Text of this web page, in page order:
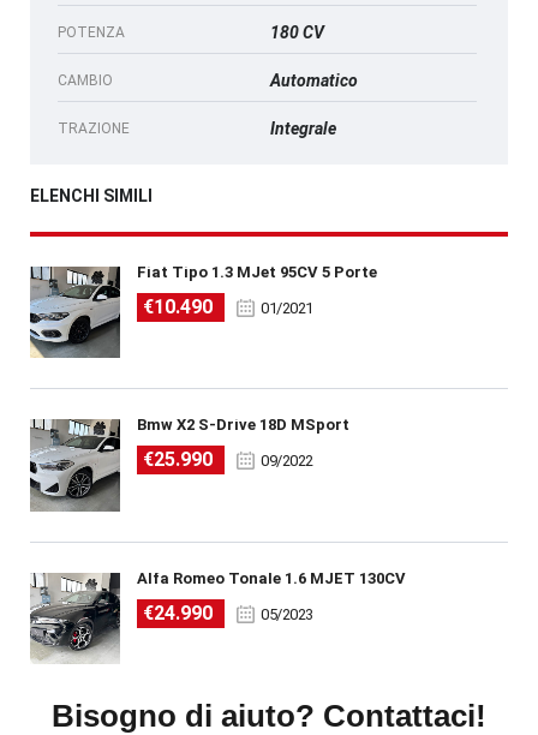
POTENZA 180 CV
CAMBIO Automatico
TRAZIONE Integrale
ELENCHI SIMILI
Fiat Tipo 1.3 MJet 95CV 5 Porte
€10.490 01/2021
Bmw X2 S-Drive 18D MSport
€25.990 09/2022
Alfa Romeo Tonale 1.6 MJET 130CV
€24.990 05/2023
Bisogno di aiuto? Contattaci!